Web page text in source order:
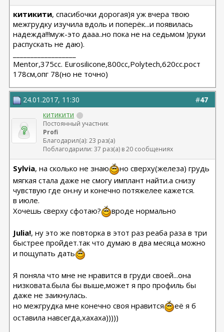
китикити, спасибочки дорогая)я уж вчера твою
межгрудку изучила вдоль и поперёк...и появилась
надежда!!!муж-это дааа..но пока не на седьмом )руки
распускать не даю).
Мentor,375cc. Eurosilicone,800cc,Polytech,620cc.рост
178см,опг 78(но не точно)
#47
24.01.2017, 11:30
китикити
Постоянный участник
Profi
Благодарил(а): 23 раз(а)
Поблагодарили: 37 раз(а) в 20 сообщениях
Sylvia, на сколько не знаю
но сверху(железа) грудь
мягкая стала даже не смогу имплант найти.а снизу
чувствую где он.ну и конечно потяжелее кажется.
в июле.
Хочешь сверху сфотаю?
вроде нормально
Julia!, ну это же повторка в этот раз реаба раза в три
быстрее пройдет.так что думаю в два месяца можно
и пощупать дать
Я поняла что мне не нравится в груди своей...она
низковата.была бы выше,может я про профиль бы
даже не заикнулась.
но межгрудка мне конечно своя нравится
её я б
оставила навсегда,хахаха)))))